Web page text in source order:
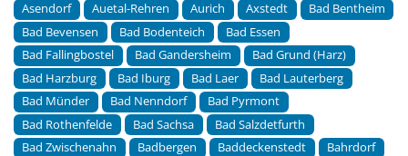
Asendorf
Auetal-Rehren Aurich Axstedt
Bad Bentheim
Bad Bevensen
Bad Bodenteich
Bad Essen
Bad Fallingbostel
Bad Gandersheim
Bad Grund (Harz)
Bad Harzburg
Bad Iburg Bad Laer
Bad Lauterberg
Bad Münder
Bad Nenndorf
Bad Pyrmont
Bad Rothenfelde
Bad Sachsa
Bad Salzdetfurth
Bad Zwischenahn
Badbergen Baddeckenstedt
Bahrdorf